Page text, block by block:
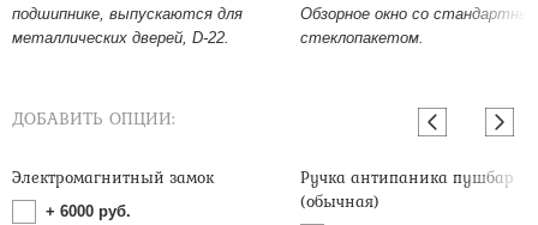
подшипнике, выпускаются для
металлических дверей, D-22.
Обзорное окно со
стеклопакетом.
ДОБАВИТЬ ОПЦИИ:
Электромагнитный замок
+ 6000 руб.
Ручка антипаника пушбар
(обычная)